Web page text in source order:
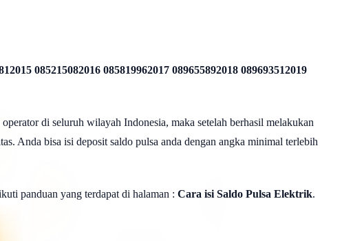
085215082016 085819962017 089655892018 089693512019
di seluruh wilayah Indonesia, maka setelah berhasil melakukan
Anda bisa isi deposit saldo pulsa anda dengan angka minimal terlebih
panduan yang terdapat di halaman : Cara isi Saldo Pulsa Elektrik.